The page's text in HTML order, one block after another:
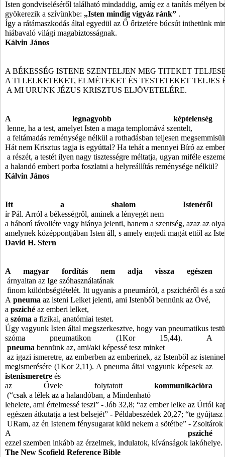
Isten gondviseléséről található mindaddig, amíg ez a tanítás mélyen
gyökerezik a szívünkbe: „Isten mindig vigyáz ránk” .
Így a rátámaszkodás által egyedül az Ő őrizetére búcsút inthetünk
hiábavaló világi magabiztosságnak.
Kálvin János
A BÉKESSÉG ISTENE SZENTELJEN MEG TITEKET
A TI LELKETEKET, ELMÉTEKET ÉS TESTETEKET TELJES
A MI URUNK JÉZUS KRISZTUS ELJÖVETELÉRE.
A legnagyobb képtelenség
lenne, ha a test, amelyet Isten a maga templomává szentelt,
a feltámadás reménysége nélkül a rothadásban teljesen
Hát nem Krisztus tagja is egyúttal? Ha tehát a mennyei Bíró az
a részét, a testét ilyen nagy tisztességre méltatja, ugyan miféle
a halandó embert porba foszlatni a helyreállítás reménysége nélkül?
Kálvin János
Itt a shalom Istenéről
ír Pál. Arról a békességről, aminek a lényegét nem
a háború távolléte vagy hiánya jelenti, hanem a szentség, azaz az
amelynek középpontjában Isten áll, s amely engedi magát ettől az
David H. Stern
A magyar fordítás nem adja vissza egészen
árnyaltan az Ige szóhasználatának
finom különbségtételét. Itt ugyanis a pneumáról, a pszichéről és a
A pneuma az isteni Lelket jelenti, ami Istenből bennünk az Övé,
a psziché az emberi lelket,
a szóma a fizikai, anatómiai testet.
Úgy vagyunk Isten által megszerkesztve, hogy van pneumatikus
szóma pneumatikon (1Kor 15,44). A
pneuma bennünk az, ami/aki képessé tesz minket
az igazi ismeretre, az emberben az emberinek, az Istenből az
megismerésére (1Kor 2,11). A pneuma által vagyunk képesek az
istenismeretre és
az Ővele folytatott kommunikációra
(“csak a lélek az a halandóban, a Mindenható
lehelete, ami értelmessé teszi” - Jób 32,8; “az ember lelke az Úrtól
egészen átkutatja a test belsejét” - Példabeszédek 20,27; “te gyújtasz
URam, az én Istenem fénysugarat küld nekem a sötétbe” -
A psziché
ezzel szemben inkább az érzelmek, indulatok, kívánságok lakóhelye.
The New Scofield Reference Bible